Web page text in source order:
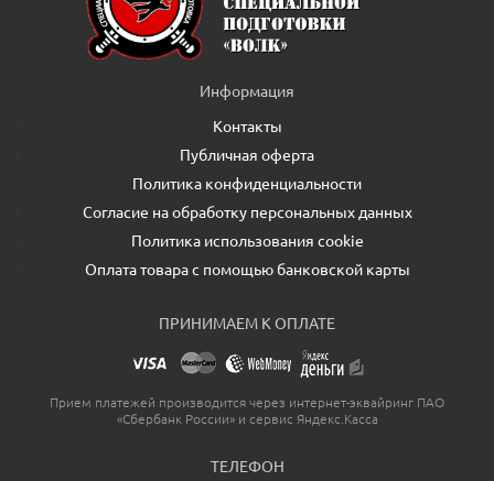
Информация
Контакты
Публичная оферта
Политика конфиденциальности
Согласие на обработку персональных данных
Политика использования cookie
Оплата товара с помощью банковской карты
ПРИНИМАЕМ К ОПЛАТЕ
Прием платежей производится через интернет-эквайринг ПАО
«Сбербанк России» и сервис Яндекс.Касса
ТЕЛЕФОН